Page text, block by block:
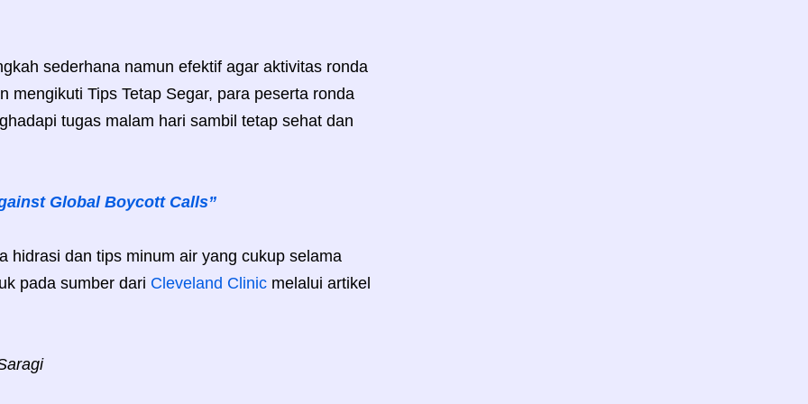
sederhana namun efektif agar aktivitas ronda
mengikuti Tips Tetap Segar, para peserta ronda
tugas malam hari sambil tetap sehat dan
Global Boycott Calls”
hidrasi dan tips minum air yang cukup selama
pada sumber dari Cleveland Clinic melalui artikel